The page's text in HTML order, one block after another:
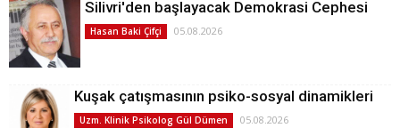
Silivri'den başlayacak Demokrasi Cephesi
Hasan Baki Çifçi 05.08.2026
Kuşak çatışmasının psiko-sosyal dinamikleri
Uzm. Klinik Psikolog Gül Dümen 05.08.2026